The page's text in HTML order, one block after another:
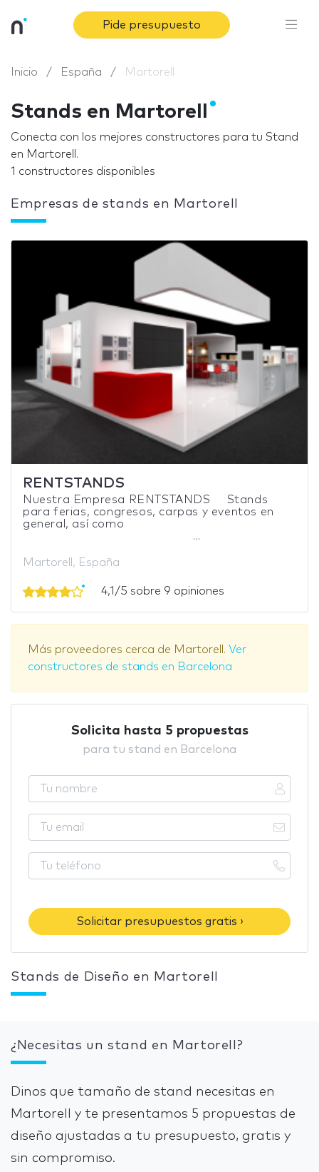
Pide presupuesto
Inicio España Martorell
Stands en Martorell
Conecta con los mejores constructores para tu Stand
en Martorell.
1 constructores disponibles
Empresas de stands en Martorell
RENTSTANDS
Nuestra Empresa RENTSTANDS Stands
para ferias, congresos, carpas y eventos en
general, así como
...
Martorell, España
4,1/5 sobre 9 opiniones
Más proveedores cerca de Martorell. Ver
constructores de stands en Barcelona
Solicita hasta 5 propuestas
para tu stand en Barcelona
Solicitar presupuestos gratis ›
Stands de Diseño en Martorell
¿Necesitas un stand en Martorell?
Dinos que tamaño de stand necesitas en
Martorell y te presentamos 5 propuestas de
diseño ajustadas a tu presupuesto, gratis y
sin compromiso.